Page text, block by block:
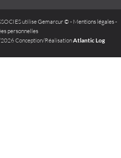
utiliseGemarcur © - Mentions légales-
personnelles
Conception/RéalisationAtlantic Log